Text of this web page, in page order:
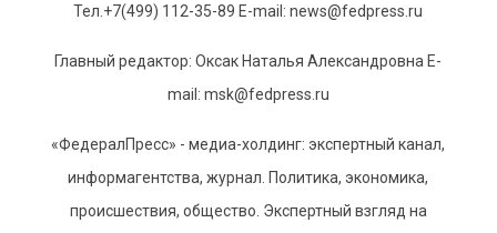
Тел.+7(499) 112-35-89 E-mail: news@fedpress.ru
Главный редактор: Оксак Наталья Александровна E-
mail: msk@fedpress.ru
«ФедералПресс» - медиа-холдинг: экспертный канал,
информагентства, журнал. Политика, экономика,
происшествия, общество. Экспертный взгляд на